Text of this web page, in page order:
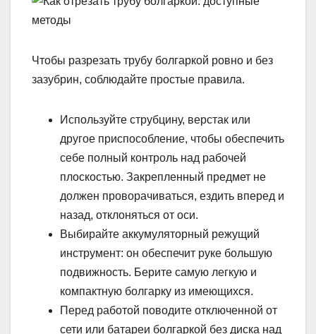
Чтобы разрезать трубу болгаркой ровно и без
зазубрин, соблюдайте простые правила.
Используйте струбцину, верстак или
другое приспособление, чтобы обеспечить
себе полный контроль над рабочей
плоскостью. Закрепленный предмет не
должен проворачиваться, ездить вперед и
назад, отклоняться от оси.
Выбирайте аккумуляторный режущий
инструмент: он обеспечит руке большую
подвижность. Берите самую легкую и
компактную болгарку из имеющихся.
Перед работой поводите отключенной от
сети или батареи болгаркой без диска над